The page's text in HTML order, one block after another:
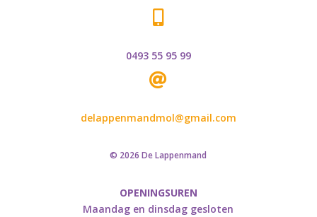

0493 55 95 99

delappenmandmol@gmail.com
© 2026 De Lappenmand
OPENINGSUREN
Maandag en dinsdag gesloten